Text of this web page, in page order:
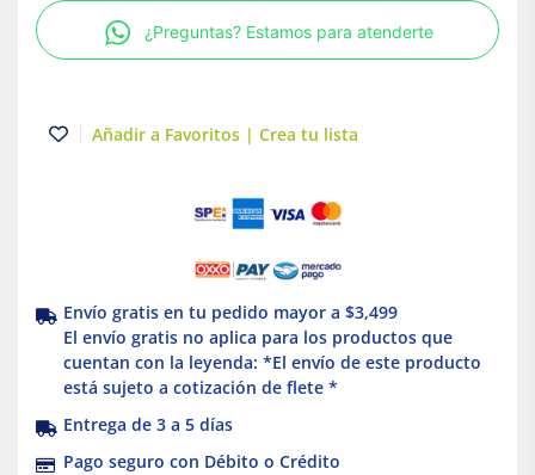
10:1
|
Milwaukee
¿Preguntas? Estamos para atenderte
Añadir a Favoritos | Crea tu lista
Envío gratis en tu pedido mayor a $3,499
El envío gratis no aplica para los productos que
cuentan con la leyenda: *El envío de este producto
está sujeto a cotización de flete *
Entrega de 3 a 5 días
Pago seguro con Débito o Crédito